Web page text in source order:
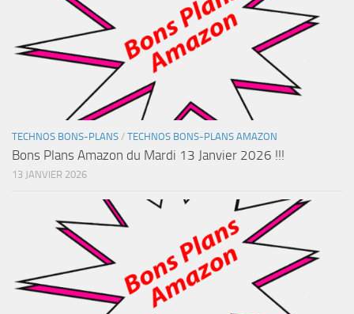
TECHNOS BONS-PLANS / TECHNOS BONS-PLANS AMAZON
Bons Plans Amazon du Mardi 13 Janvier 2026 !!!
13 JANVIER 2026